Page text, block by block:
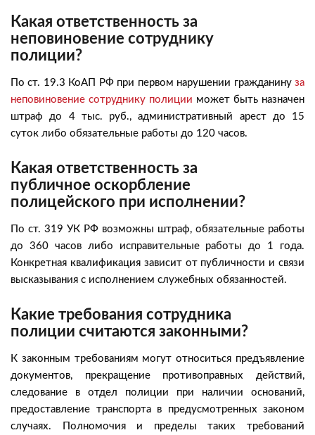
Какая ответственность за
неповиновение сотруднику
полиции?
По ст. 19.3 КоАП РФ при первом нарушении гражданину за
неповиновение сотруднику полиции может быть назначен
штраф до 4 тыс. руб., административный арест до 15
суток либо обязательные работы до 120 часов.
Какая ответственность за
публичное оскорбление
полицейского при исполнении?
По ст. 319 УК РФ возможны штраф, обязательные работы
до 360 часов либо исправительные работы до 1 года.
Конкретная квалификация зависит от публичности и связи
высказывания с исполнением служебных обязанностей.
Какие требования сотрудника
полиции считаются законными?
К законным требованиям могут относиться предъявление
документов, прекращение противоправных действий,
следование в отдел полиции при наличии оснований,
предоставление транспорта в предусмотренных законом
случаях. Полномочия и пределы таких требований